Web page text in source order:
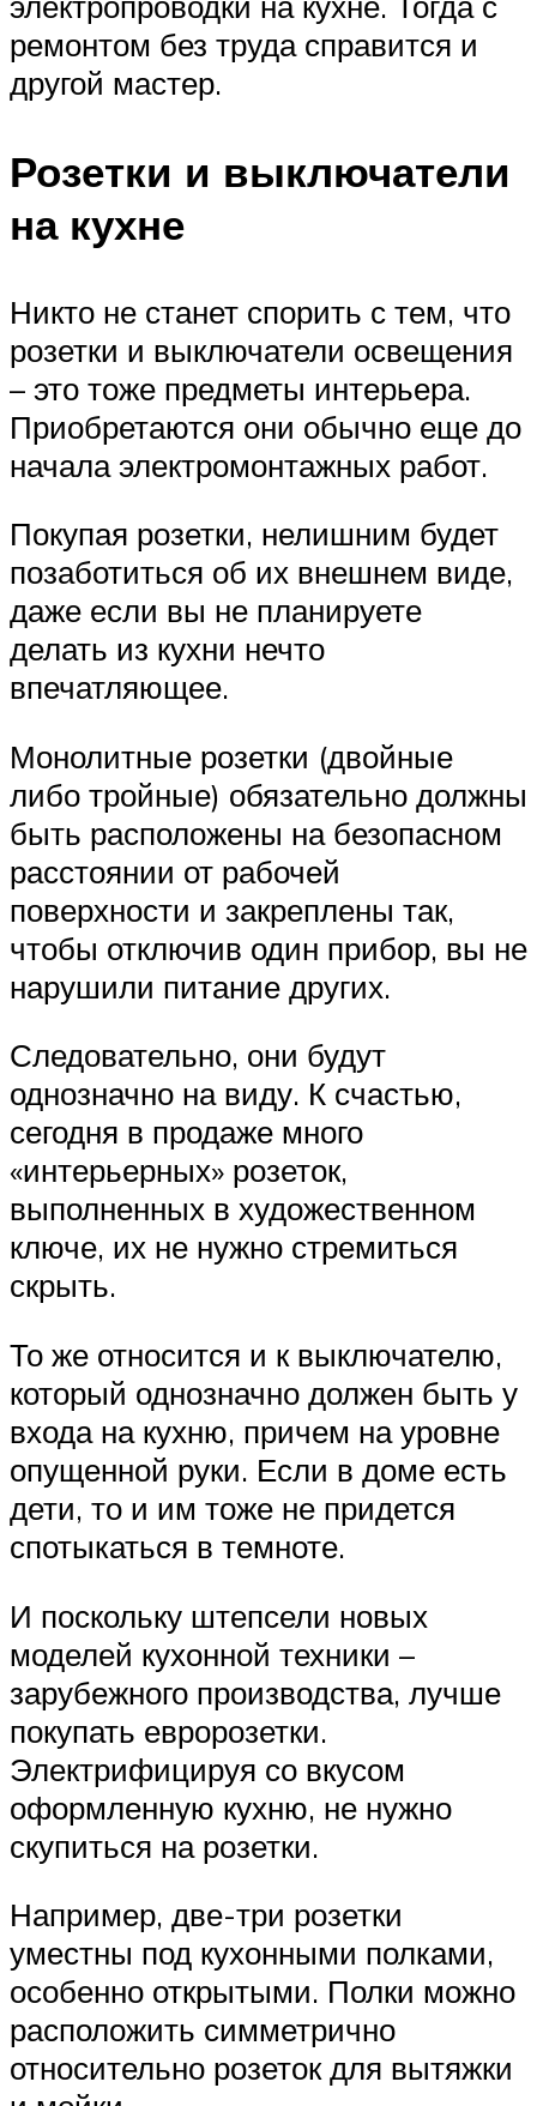
ремонтом без труда справится и
другой мастер.
Розетки и выключатели
на кухне
Никто не станет спорить с тем, что
розетки и выключатели освещения
– это тоже предметы интерьера.
Приобретаются они обычно еще до
начала электромонтажных работ.
Покупая розетки, нелишним будет
позаботиться об их внешнем виде,
даже если вы не планируете
делать из кухни нечто
впечатляющее.
Монолитные розетки (двойные
либо тройные) обязательно должны
быть расположены на безопасном
расстоянии от рабочей
поверхности и закреплены так,
чтобы отключив один прибор, вы не
нарушили питание других.
Следовательно, они будут
однозначно на виду. К счастью,
сегодня в продаже много
«интерьерных» розеток,
выполненных в художественном
ключе, их не нужно стремиться
скрыть.
То же относится и к выключателю,
который однозначно должен быть у
входа на кухню, причем на уровне
опущенной руки. Если в доме есть
дети, то и им тоже не придется
спотыкаться в темноте.
И поскольку штепсели новых
моделей кухонной техники –
зарубежного производства, лучше
покупать евророзетки.
Электрифицируя со вкусом
оформленную кухню, не нужно
скупиться на розетки.
Например, две-три розетки
уместны под кухонными полками,
особенно открытыми. Полки можно
расположить симметрично
относительно розеток для вытяжки